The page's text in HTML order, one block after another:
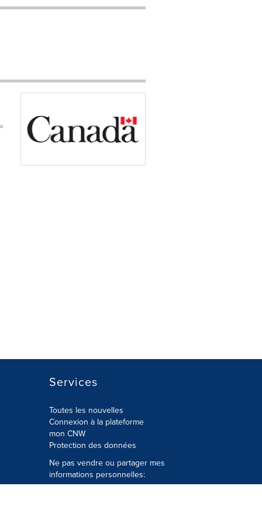
Services
Toutes les nouvelles
Connexion à la plateforme
mon CNW
Protection des données
Ne pas vendre ou partager mes
informations personnelles: